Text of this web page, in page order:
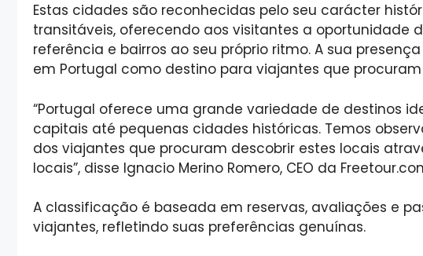
Estas cidades são reconhecidas pelo seu carácter
transitáveis, oferecendo aos visitantes a oportunidade
referência e bairros ao seu próprio ritmo. A sua
em Portugal como destino para viajantes que
“Portugal oferece uma grande variedade de destinos
capitais até pequenas cidades históricas. Temos
dos viajantes que procuram descobrir estes locais
locais”, disse Ignacio Merino Romero, CEO da
A classificação é baseada em reservas, avaliações e
viajantes, refletindo suas preferências genuínas.